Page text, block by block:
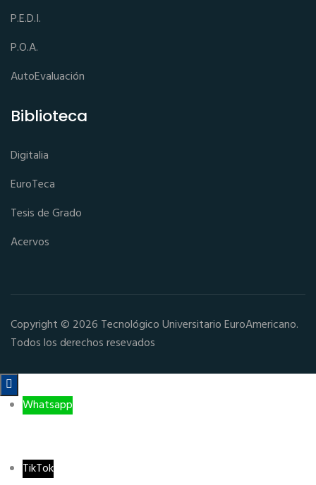
P.E.D.I.
P.O.A.
AutoEvaluación
Biblioteca
Digitalia
EuroTeca
Tesis de Grado
Acervos
Copyright © 2026 Tecnológico Universitario EuroAmericano.
Todos los derechos resevados

Whatsapp
TikTok